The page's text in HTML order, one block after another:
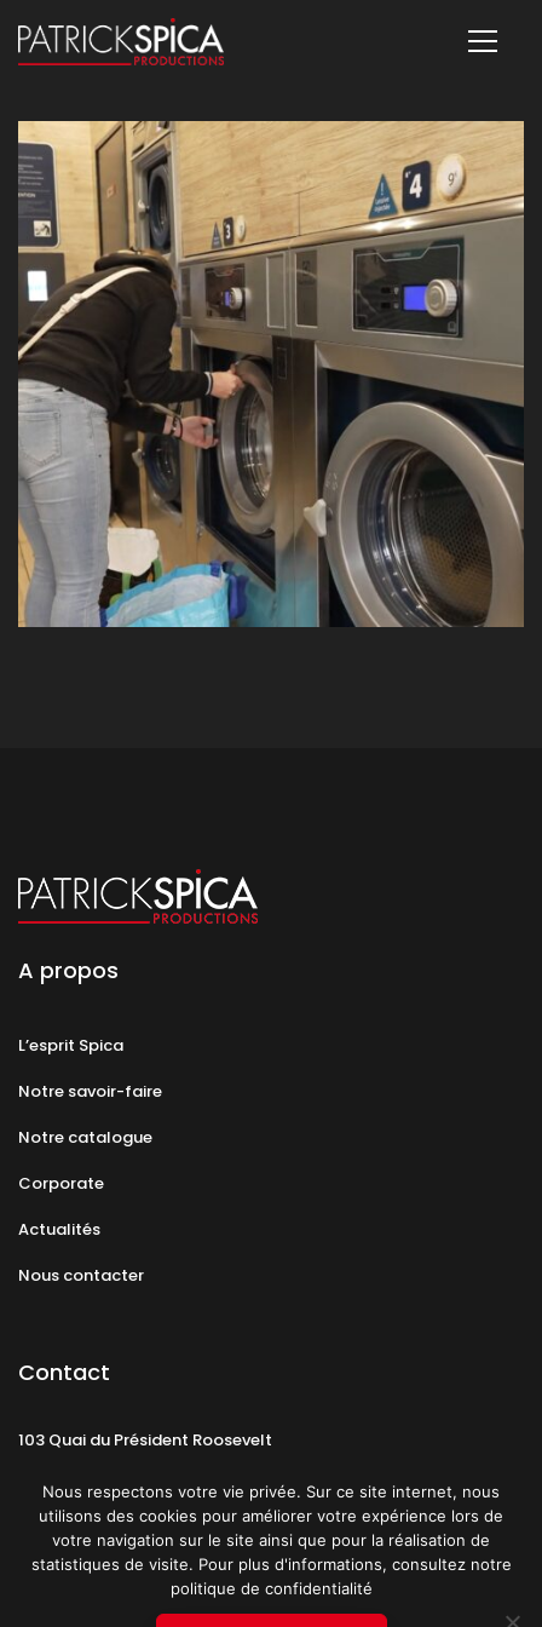
A propos
L’esprit Spica
Notre savoir-faire
Notre catalogue
Corporate
Actualités
Nous contacter
Contact
103 Quai du Président Roosevelt
CGU Politique de confidentialité
Nous respectons votre vie privée. Sur ce site internet, nous
utilisons des cookies pour améliorer votre expérience lors de
votre navigation sur le site ainsi que pour la réalisation de
statistiques de visite. Pour plus d'informations, consultez notre
politique de confidentialité